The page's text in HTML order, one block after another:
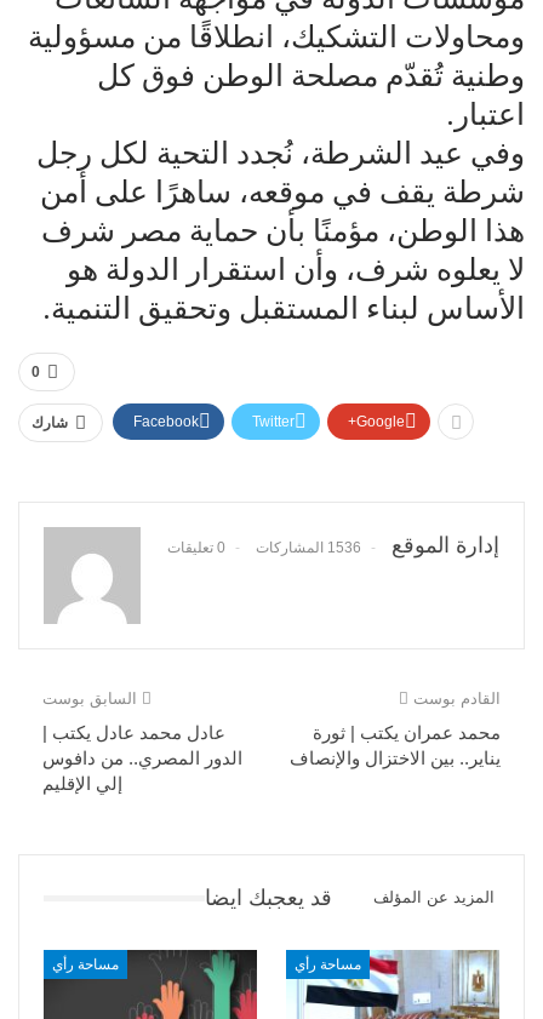
ومحاولات التشكيك، انطلاقًا من مسؤولية
وطنية تُقدّم مصلحة الوطن فوق كل
اعتبار.
وفي عيد الشرطة، نُجدد التحية لكل رجل
شرطة يقف في موقعه، ساهرًا على أمن
هذا الوطن، مؤمنًا بأن حماية مصر شرف
لا يعلوه شرف، وأن استقرار الدولة هو
الأساس لبناء المستقبل وتحقيق التنمية.
0
شارك Facebook Twitter Google+
إدارة الموقع 1536 المشاركات 0 تعليقات
السابق بوست
عادل محمد عادل يكتب |
الدور المصري.. من دافوس
إلي الإقليم
القادم بوست
محمد عمران يكتب | ثورة
يناير.. بين الاختزال والإنصاف
قد يعجبك ايضا المزيد عن المؤلف
مساحة رأي مساحة رأي